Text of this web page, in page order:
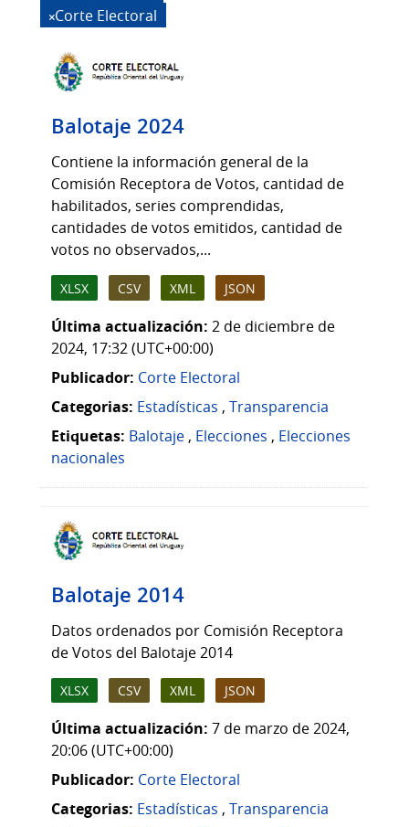
Corte Electoral
Balotaje 2024
Contiene la información general de la
Comisión Receptora de Votos, cantidad de
habilitados, series comprendidas,
cantidades de votos emitidos, cantidad de
votos no observados,...
XLSX CSV XML JSON
Última actualización: 2 de diciembre de
2024, 17:32 (UTC+00:00)
Publicador: Corte Electoral
Categorias: Estadísticas , Transparencia
Etiquetas: Balotaje , Elecciones , Elecciones
nacionales
Balotaje 2014
Datos ordenados por Comisión Receptora
de Votos del Balotaje 2014
XLSX CSV XML JSON
Última actualización: 7 de marzo de 2024,
20:06 (UTC+00:00)
Publicador: Corte Electoral
Categorias: Estadísticas , Transparencia